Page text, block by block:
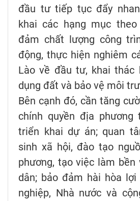
đầu tư tiếp tục đẩy
khai các hạng mục
đảm chất lượng công
động, thực hiện nghiêm
Lào về đầu tư, khai thác
dụng đất và bảo vệ môi
Bên cạnh đó, cần tăng
chính quyền địa phương
triển khai dự án; quan
sinh xã hội, đào tạo
phương, tạo việc làm bền
dân; bảo đảm hài hòa
nghiệp, Nhà nước và